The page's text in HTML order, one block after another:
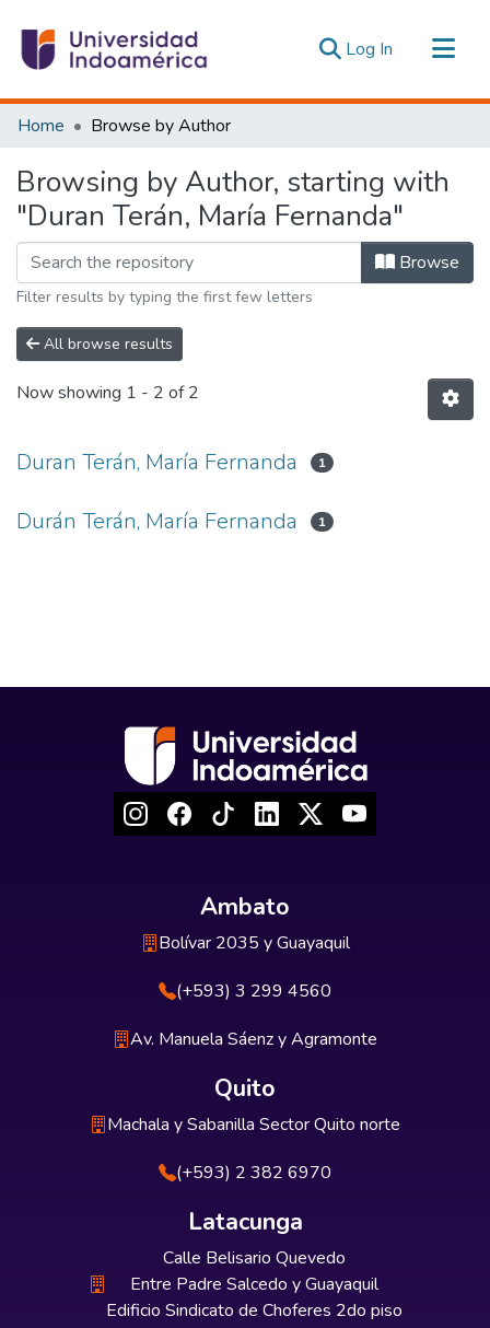
Log In (current)
Communities & Collections
Estadísticas Externas
Home Browse by Author
Browsing by Author, starting with
"Duran Terán, María Fernanda"
Browse
Filter results by typing the first few letters
All browse results
Now showing 1 - 2 of 2
Duran Terán, María Fernanda 1
Durán Terán, María Fernanda 1
Ambato
Bolívar 2035 y Guayaquil
(+593) 3 299 4560
Av. Manuela Sáenz y Agramonte
Quito
Machala y Sabanilla Sector Quito norte
(+593) 2 382 6970
Latacunga
Calle Belisario Quevedo
Entre Padre Salcedo y Guayaquil
Edificio Sindicato de Choferes 2do piso